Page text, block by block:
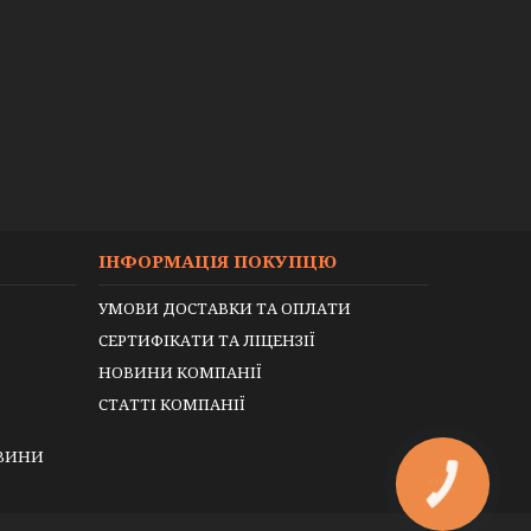
ІНФОРМАЦІЯ ПОКУПЦЮ
УМОВИ ДОСТАВКИ ТА ОПЛАТИ
СЕРТИФІКАТИ ТА ЛІЦЕНЗІЇ
НОВИНИ КОМПАНІЇ
СТАТТІ КОМПАНІЇ
КНОПКА
ЗВ'ЯЗКУ